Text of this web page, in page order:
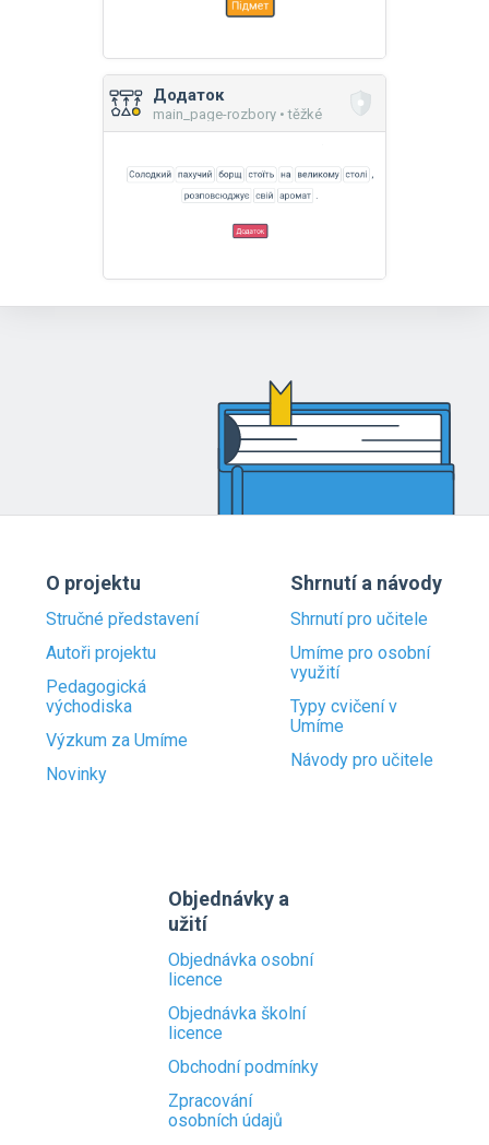
Додаток
main_page-rozbory • těžké
O projektu
Stručné představení
Autoři projektu
Pedagogická
východiska
Výzkum za Umíme
Novinky
Shrnutí a návody
Shrnutí pro učitele
Umíme pro osobní
využití
Typy cvičení v
Umíme
Návody pro učitele
Objednávky a
užití
Objednávka osobní
licence
Objednávka školní
licence
Obchodní podmínky
Zpracování
osobních údajů